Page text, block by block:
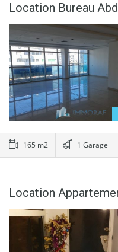
Location Bureau
165 m2 1 Garage
Location